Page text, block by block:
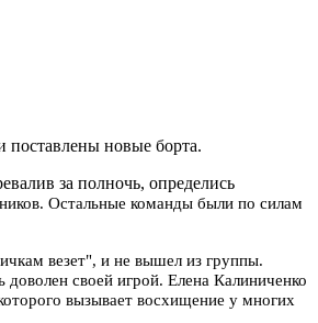
новые борта.
за полночь, определись
Остальные команды были по силам
везет", и не вышел из группы.
своей игрой. Елена Калиниченко
вызывает восхищение у многих